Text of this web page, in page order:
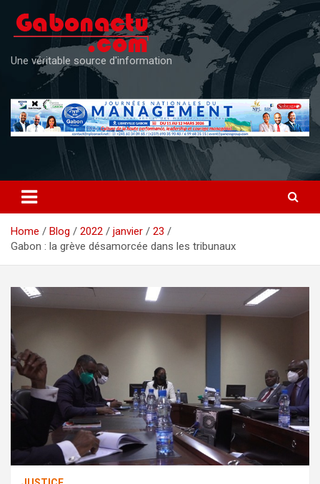
content
Une véritable source d'information
Home Blog 2022 janvier
23
Gabon : la grève désamorcée dans les tribunaux